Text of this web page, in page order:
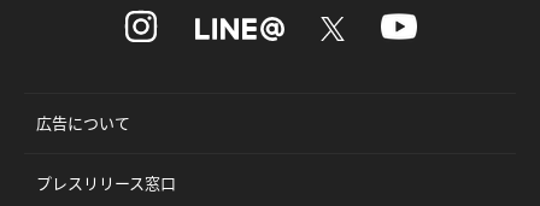
広告について
プレスリリース窓口